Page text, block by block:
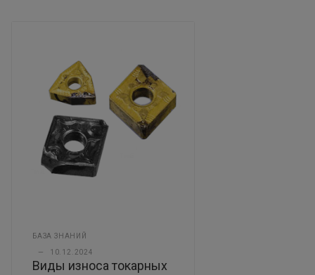
БАЗА ЗНАНИЙ
— 10.12.2024
Виды износа токарных